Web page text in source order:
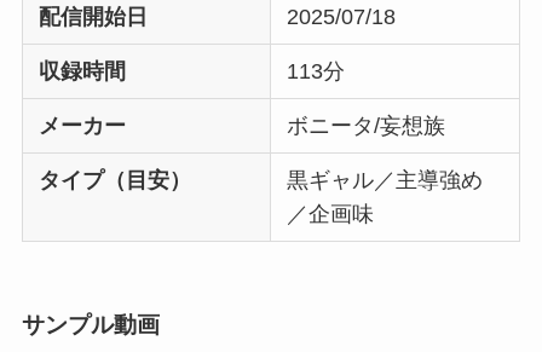
配信開始日 2025/07/18
収録時間 113分
メーカー ボニータ/妄想族
タイプ（目安）
黒ギャル／主導強め
／企画味
サンプル動画